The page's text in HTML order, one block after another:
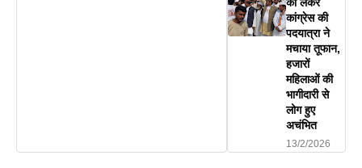
कांग्रेस की
पदयात्रा ने
मचाया तूफान,
हजारों
महिलाओं की
भागीदारी से
लोग हुए
अचंभित
13/2/2026